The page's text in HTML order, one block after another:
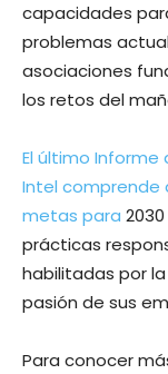
capacidades
problemas
asociaciones
los retos del
El último
Intel comprende
metas para
prácticas
habilitadas por
pasión de sus
Para conocer